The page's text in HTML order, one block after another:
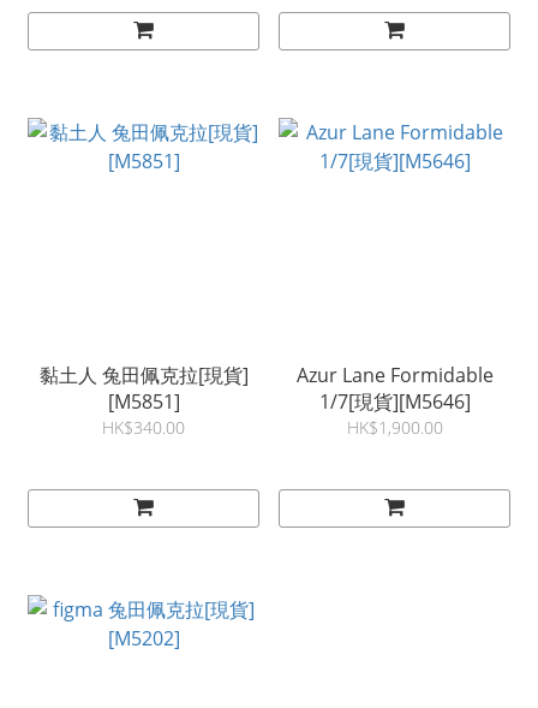
黏土人 兔田佩克拉[現貨]
[M5851]
HK$340.00
Azur Lane Formidable
1/7[現貨][M5646]
HK$1,900.00